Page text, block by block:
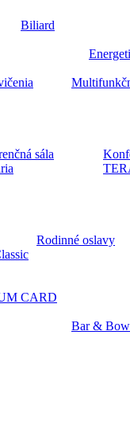
Biliard
sála
Rodinné oslavy
CARD
Bar &